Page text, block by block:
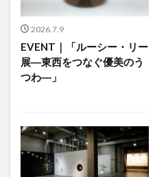
2026.7.9
EVENT｜「ルーシー・リー
展―東西をつなぐ優美のう
つわ―」